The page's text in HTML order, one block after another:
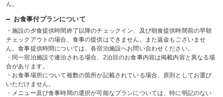
ん。
お食事付プランについて
・施設の夕食提供時間終了以降のチェックイン、及び朝食提供時間前の早朝
チェックアウトの場合、食事の提供はできません。また返金もございませ
ん。食事提供時間については、各宿泊施設へお問い合わせください。
・同一宿泊施設で連泊される場合、2泊目のお食事内容は掲載内容と異なる場
合があります。
・お食事場所について複数の箇所が記載されている場合、原則としてお選び
いただけません。
・メニュー及び食事時間の選択が可能なプランについては、特に明記のない